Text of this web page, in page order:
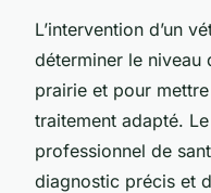
L’intervention d’un
déterminer le niveau
prairie et pour
traitement adapté. Le
professionnel de
diagnostic précis et